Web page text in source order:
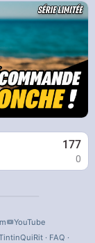
177
0
YouTube
· FAQ ·